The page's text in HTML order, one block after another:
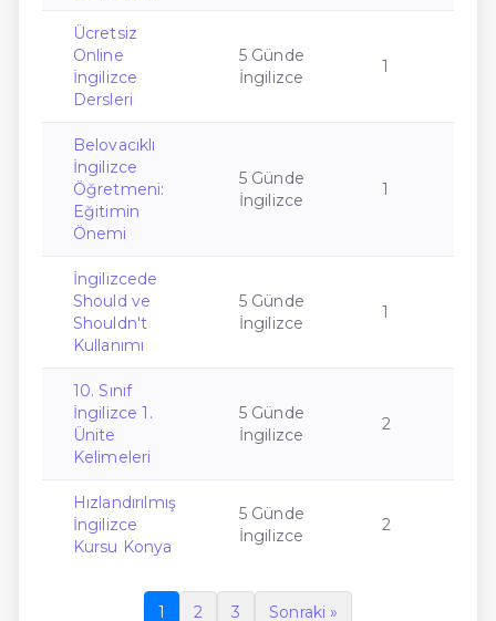
Ücretsiz
Online
İngilizce
Dersleri
5 Günde
İngilizce
1
Belovacıklı
İngilizce
Öğretmeni:
Eğitimin
Önemi
5 Günde
İngilizce
1
İngilizcede
Should ve
Shouldn't
Kullanımı
5 Günde
İngilizce
1
10. Sınıf
İngilizce 1.
Ünite
Kelimeleri
5 Günde
İngilizce
2
Hızlandırılmış
İngilizce
Kursu Konya
5 Günde
İngilizce
2
1 2 3 Sonraki »